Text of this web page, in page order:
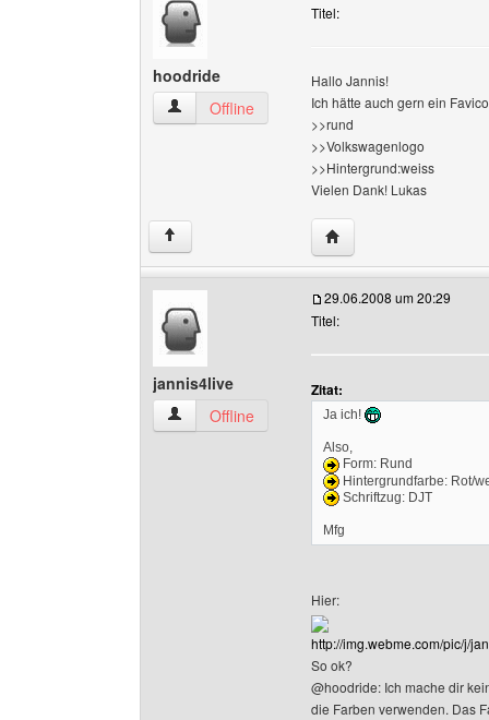
hoodride
hoodride Benutzer-Profile anzeigen
Offline
Titel:
Hallo Jannis!
Ich hätte auch gern ein
>>rund
>>Volkswagenlogo
>>Hintergrund:weiss
Vielen Dank! Lukas
↑ Website dieses
jannis4live
jannis4live Benutzer-Profile anzeigen
Offline
29.06.2008 um 20:29
Titel:
Zitat:
Ja ich!
Also,
Form: Rund
Hintergrundfarbe: Rot/
Schriftzug: DJT
Mfg
Hier:
http://img.webme.com/pic/j/
So ok?
@hoodride: Ich mache dir
die Farben verwenden. Das